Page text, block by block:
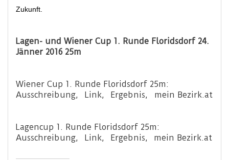
Zukunft.
Lagen- und Wiener Cup 1. Runde Floridsdorf 24.
Jänner 2016 25m
Wiener Cup 1. Runde Floridsdorf 25m:
Ausschreibung, Link, Ergebnis, mein Bezirk.at
Lagencup 1. Runde Floridsdorf 25m:
Ausschreibung, Link, Ergebnis, mein Bezirk.at